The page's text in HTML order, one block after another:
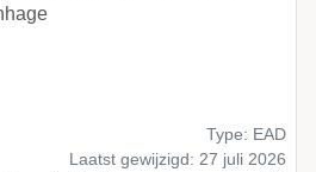
Type: EAD
Laatst gewijzigd: 27 juli 2026